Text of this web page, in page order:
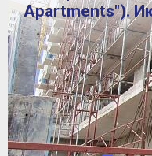
Apartments").